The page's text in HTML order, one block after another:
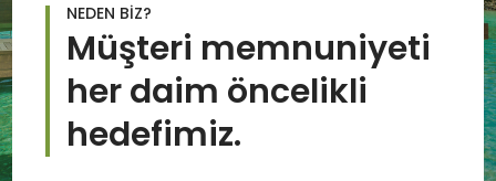
NEDEN BİZ?
Müşteri memnuniyeti
her daim öncelikli
hedefimiz.